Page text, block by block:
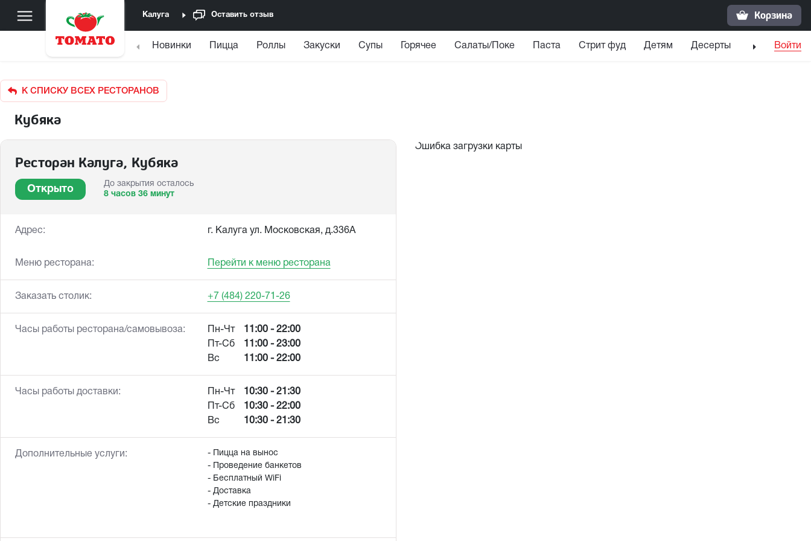
Калуга Оставить отзыв Корзина
Новинки Пицца Роллы Закуски Супы Горячее Салаты/Поке Паста Стрит фуд Детям Десерты НапиткиВойти
К СПИСКУ ВСЕХ РЕСТОРАНОВ
Кубяка
Ресторан Калуга, Кубяка
Открыто
До закрытия осталось
8 часов 36 минут
Адрес: г. Калуга ул. Московская, д.336А
Меню ресторана: Перейти к меню ресторана
Заказать столик: +7 (484) 220-71-26
Часы работы ресторана/самовывоза: Пн-Чт
11:00 - 22:00
Пт-Сб
11:00 - 23:00
Вс
11:00 - 22:00
Часы работы доставки: Пн-Чт
10:30 - 21:30
Пт-Сб
10:30 - 22:00
Вс
10:30 - 21:30
Дополнительные услуги:
- Пицца на вынос
- Проведение банкетов
- Бесплатный WiFi
- Доставка
- Детские праздники
Ошибка загрузки карты